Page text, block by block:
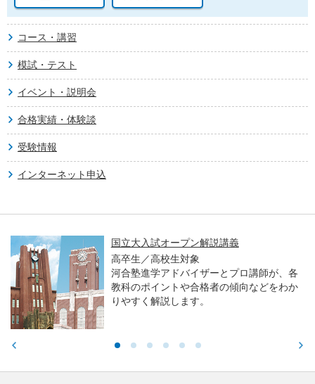
コース・講習
模試・テスト
イベント・説明会
合格実績・体験談
受験情報
インターネット申込
国立大入試オープン解説講義
高卒生／高校生対象
河合塾進学アドバイザーとプロ講師が、各
教科のポイントや合格者の傾向などをわか
りやすく解説します。